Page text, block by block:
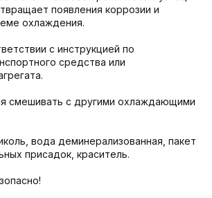
появления коррозии и
охлаждения.
с инструкцией по
средства или
смешивать с другими охлаждающими
вода деминерализованная, пакет
присадок, краситель.